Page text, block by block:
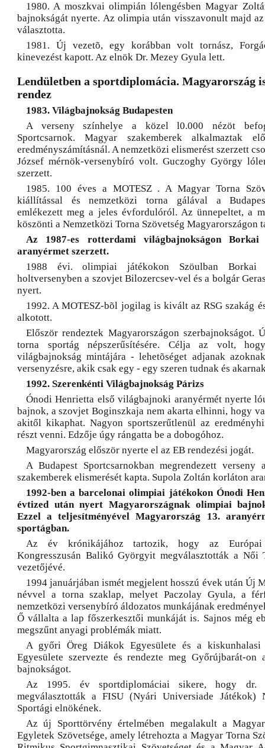
1980. A moszkvai olimpián lólengésben Magyar
bajnokságát nyerte. Az olimpia után visszavonult majd
választotta.
1981. Új vezetõ, egy korábban volt tornász,
kinevezést kapott. Az elnök Dr. Mezey Gyula lett.
Lendületben a sportdiplomácia. Magyarország
rendez
1983. Világbajnokság Budapesten
A verseny színhelye a közel l0.000 nézöt
Sportcsarnok. Magyar szakemberek alkalmaztak
eredményszámításnál. A nemzetközi elismerést szerzett
József mérnök-versenybíró volt. Guczoghy György
szerzett.
1985. 100 éves a MOTESZ . A Magyar Torna
kiállítással és nemzetközi torna gálával a
emlékezett meg a jeles évfordulóról. Az ünnepeltet, a
köszönti a Nemzetközi Torna Szövetség Magyarországon
Az 1987-es rotterdami világbajnokságon Borkai
aranyérmet szerzett.
1988 évi. olimpiai játékokon Szöulban Borkai
holtversenyben a szovjet Bilozercsev-vel és a bolgár
nyert.
1992. A MOTESZ-bõl jogilag is kivált az RSG szakág
alkotott.
Először rendeztek Magyarországon szerbajnokságot.
torna sportág népszerűsítésére. Célja az volt,
világbajnokság mintájára - lehetõséget adjanak
versenyzésre, akik csak egy - egy szeren tudnak és
1992. Szerenkénti Világbajnokság Párizs
Ónodi Henrietta első világbajnoki aranyérmét nyerte
bajnok, a szovjet Boginszkaja nem akarta elhinni, hogy
akitől kikaphat. Nagyon sportszerűtlenül az
részt venni. Edzője úgy rángatta be a dobogóhoz.
Magyarország először nyerte el az EB rendezési jogát.
A Budapest Sportcsarnokban megrendezett
szakemberek elismerését kapta. Supola Zoltán korláton
1992-ben a barcelonai olimpiai játékokon Ónodi
évtized után nyert Magyarországnak olimpiai
Ezzel a teljesítményével Magyarország 13.
sportágban.
Az év krónikájához tartozik, hogy az Európai
Kongresszusán Balikó Györgyit megválasztották a Női
vezetőjévé.
1994 januárjában ismét megjelent hosszú évek után Új
névvel a torna szaklap, melyet Paczolay Gyula, a
nemzetközi versenybíró áldozatos munkájának
Ő vállalta a lap főszerkesztői munkáját is. Sajnos még
megszűnt anyagi problémák miatt.
A győri Öreg Diákok Egyesülete és a kiskunhalasi
Egyesülete szervezte és rendezte meg Győrújbarát-on
bajnokságot.
Az 1995. év sportdiplomáciai sikere, hogy dr.
megválasztották a FISU (Nyári Universiade
Sportági elnökének.
Az új Sporttörvény értelmében megalakult a
Egyletek Szövetsége, amely létrehozta a Magyar Torna